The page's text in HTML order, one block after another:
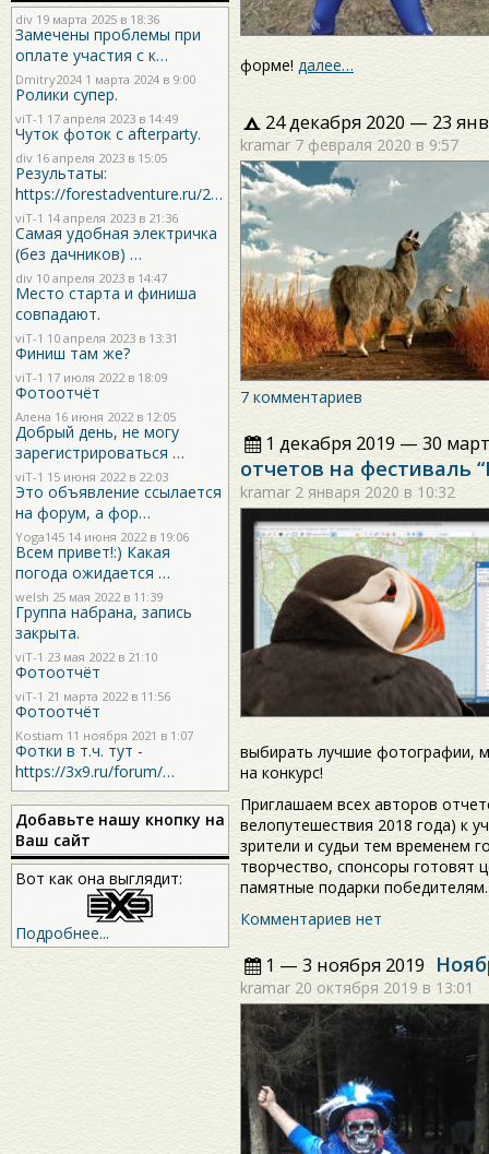
div 19 марта 2025 в 18:36
Замечены проблемы при
оплате участия с к…
Dmitry2024 1 марта 2024 в 9:00
Ролики супер.
viT-1 17 апреля 2023 в 14:49
Чуток фоток с afterparty.
div 16 апреля 2023 в 15:05
Результаты:
https://forestadventure.ru/2…
viT-1 14 апреля 2023 в 21:36
Самая удобная электричка
(без дачников) …
div 10 апреля 2023 в 14:47
Место старта и финиша
совпадают.
viT-1 10 апреля 2023 в 13:31
Финиш там же?
viT-1 17 июля 2022 в 18:09
Фотоотчёт
Алена 16 июня 2022 в 12:05
Добрый день, не могу
зарегистрироваться …
viT-1 15 июня 2022 в 22:03
Это объявление ссылается
на форум, а фор…
Yoga145 14 июня 2022 в 19:06
Всем привет!:) Какая
погода ожидается …
welsh 25 мая 2022 в 11:39
Группа набрана, запись
закрыта.
viT-1 23 мая 2022 в 21:10
Фотоотчёт
viT-1 21 марта 2022 в 11:56
Фотоотчёт
Kostiam 11 ноября 2021 в 1:07
Фотки в т.ч. тут -
https://3x9.ru/forum/…
Добавьте нашу кнопку на
Ваш сайт
Вот как она выглядит:
Подробнее...
форме! далее…
24 декабря 2020 — 23
kramar 7 февраля 2020 в 9:57
7 комментариев
1 декабря 2019 — 30
отчетов на фестиваль
kramar 2 января 2020 в 10:32
выбирать лучшие фотографии,
на конкурс!
Приглашаем всех авторов
велопутешествия 2018 года) к
зрители и судьи тем временем
творчество, спонсоры готовят
памятные подарки
Комментариев нет
1 — 3 ноября 2019
kramar 20 октября 2019 в 13:01